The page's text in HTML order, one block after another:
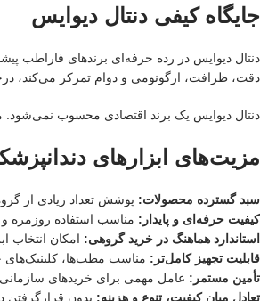
جایگاه کیفی دنتال دیوایس
دنتال دیوایس در رده حرفه‌ای برندهای فاراطب
دقت، ظرافت، ارگونومی و دوام تمرکز می‌کند،
دنتال دیوایس یک برند اقتصادی محسوب نمی‌شود.
مزیت‌های ابزارهای
سبد گسترده محصولات: پوشش تعداد زیادی از
کیفیت حرفه‌ای و پایدار: مناسب استفاده روزمره
استاندارد هماهنگ در خرید گروهی: امکان انتخاب
قابلیت تجهیز کامل‌تر: مناسب مطب‌ها، کلینیک‌های
تأمین مستمر: عامل مهمی برای خریدهای
تعادل میان کیفیت، تنوع و هزینه: بدون قرارگرفتن